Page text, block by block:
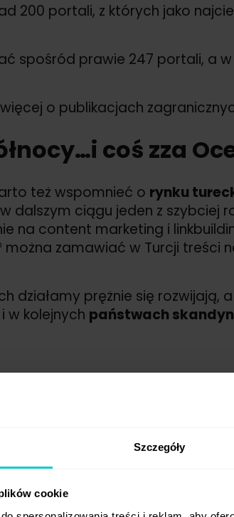
Szczegóły
cookie
200 portali, z których jako
spośród prawie 247 portali, a
o publikacjach
coś zza
też wspomnieć o rynku
dalszym ciągu jeden z szybciej
na content marketing i
zamawiać w Turcji treści
działamy prężnie się
i w kolejnych państwach
– nie bez
i stanowi poważną inwestycję.
popularne:domenę
jesteśmy wreszcie
niezwykle ważne? O tym nasz